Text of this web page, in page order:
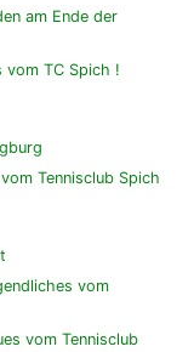
am Ende der
vom TC Spich !
Tennisclub Spich
vom
vom Tennisclub